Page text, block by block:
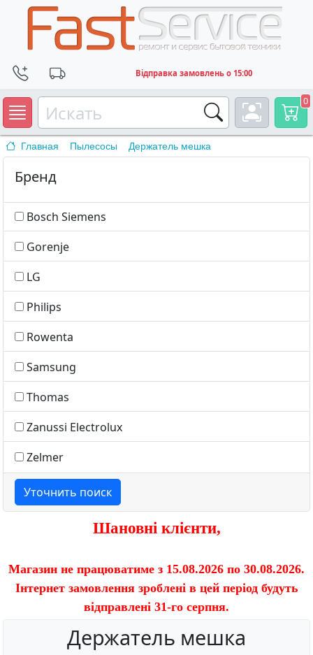
Відправка замовлень о 15:00
0
Главная Пылесосы Держатель мешка
Бренд
Bosch Siemens
Gorenje
LG
Philips
Rowenta
Samsung
Thomas
Zanussi Electrolux
Zelmer
Уточнить поиск
Шановні клієнти,
Магазин не працюватиме з 15.08.2026 по 30.08.2026.
Інтернет замовлення зроблені в цей період будуть
відправлені 31-го серпня.
Держатель мешка